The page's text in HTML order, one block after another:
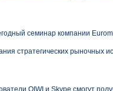
семинар компании
стратегических рыночных
QIWI и Skype смогут